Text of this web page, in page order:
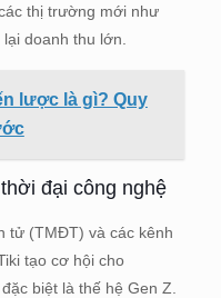
thị trường mới như
doanh thu lớn.
lược là gì? Quy
đại công nghệ
tử (TMĐT) và các kênh
tạo cơ hội cho
biệt là thế hệ Gen Z.